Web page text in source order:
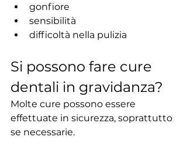
gonfiore
sensibilità
difficoltà nella pulizia
Si possono fare cure
dentali in gravidanza?
Molte cure possono essere
effettuate in sicurezza, soprattutto
se necessarie.